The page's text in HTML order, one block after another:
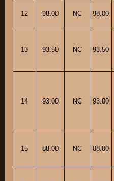
12 98.00 NC 98.00
13 93.50 NC 93.50
14 93.00 NC 93.00
15 88.00 NC 88.00